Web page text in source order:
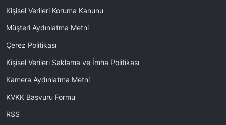
Kişisel Verileri Koruma Kanunu
Müşteri Aydınlatma Metni
Çerez Politikası
Kişisel Verileri Saklama ve İmha Politikası
Kamera Aydınlatma Metni
KVKK Başvuru Formu
RSS